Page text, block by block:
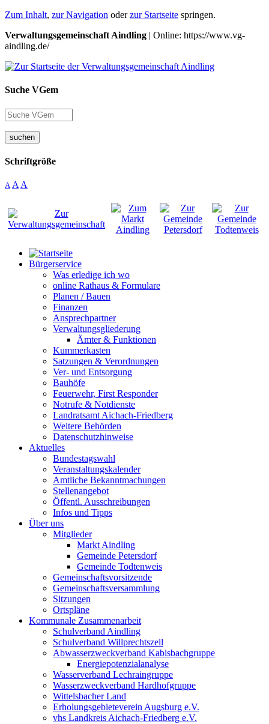
Zum Inhalt, zur Navigation oderzur Startseite springen.
Verwaltungsgemeinschaft Aindling | Online: https://www.vg-
aindling.de/
Suche VGem
suchen
Schriftgröße
A A A
Bürgerservice
Was erledige ich wo
online Rathaus & Formulare
Planen / Bauen
Finanzen
Ansprechpartner
Verwaltungsgliederung
Ämter & Funktionen
Kummerkasten
Satzungen & Verordnungen
Ver- und Entsorgung
Bauhöfe
Feuerwehr, First Responder
Notrufe & Notdienste
Landratsamt Aichach-Friedberg
Weitere Behörden
Datenschutzhinweise
Aktuelles
Bundestagswahl
Veranstaltungskalender
Amtliche Bekanntmachungen
Stellenangebot
Öffentl. Ausschreibungen
Infos und Tipps
Über uns
Mitglieder
Markt Aindling
Gemeinde Petersdorf
Gemeinde Todtenweis
Gemeinschaftsvorsitzende
Gemeinschaftsversammlung
Sitzungen
Ortspläne
Kommunale Zusammenarbeit
Schulverband Aindling
Schulverband Willprechtszell
Abwasserzweckverband Kabisbachgruppe
Energiepotenzialanalyse
Wasserverband Lechraingruppe
Wasserzweckverband Hardhofgruppe
Wittelsbacher Land
Erholungsgebieteverein Augsburg e.V.
vhs Landkreis Aichach-Friedberg e.V.